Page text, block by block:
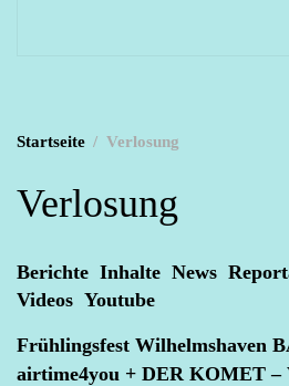
Startseite Verlosung
Verlosung
Berichte Inhalte News
Videos Youtube
Frühlingsfest Wilhelmshaven
airtime4you + DER KOMET –